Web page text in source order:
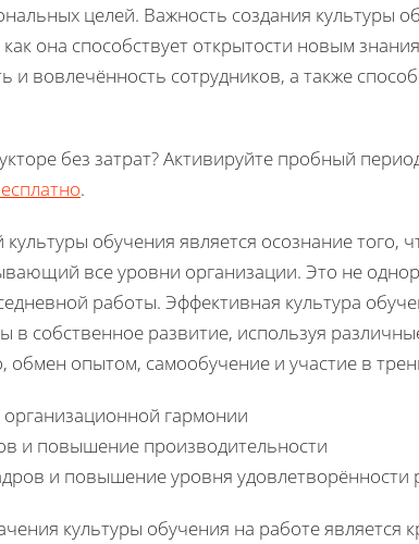
целей. Важность создания культуры
она способствует открытости новым
и вовлечённость сотрудников, а также
без затрат? Активируйте пробный
.
обучения является осознание того,
все уровни организации. Это не
работы. Эффективная культура
в собственное развитие, используя
обмен опытом, самообучение и участие в
гармонии
и повышение производительности
и повышение уровня удовлетворённости
культуры обучения на работе является